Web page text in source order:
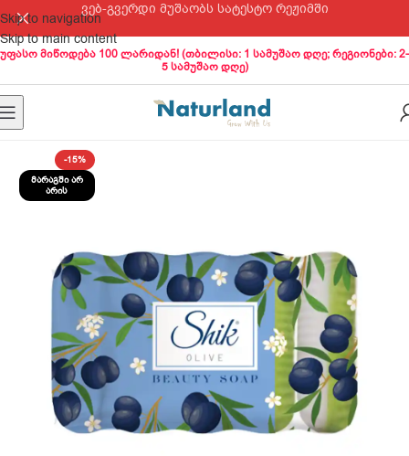
Skip to navigation
Skip to main content
ვებ-გვერდი მუშაობს სატესტო რეჟიმში
უფასო მიწოდება 100 ლარიდან! (თბილისი: 1 სამუშაო დღე; რეგიონები: 2-
5 სამუშაო დღე)
-15%
ᲛᲐᲠᲐᲒᲨᲘ ᲐᲠ
ᲐᲠᲘᲡ